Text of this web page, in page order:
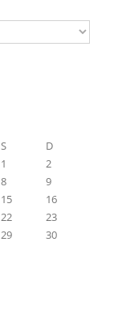
S
D
1
2
8
9
15
16
22
23
29
30